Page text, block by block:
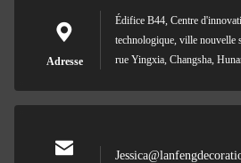
Adresse
Édifice B44, Centre
technologique, ville nouvelle
rue Yingxia, Changsha,